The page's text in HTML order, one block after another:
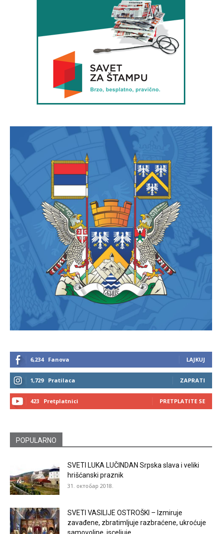
6,234 Fanova LAJKUJ
1,729 Pratilaca ZAPRATI
423 Pretplatnici PRETPLATITE SE
POPULARNO
SVETI LUKA LUČINDAN Srpska slava i veliki
hrišćanski praznik
31. октобар 2018.
SVETI VASILIJE OSTROŠKI – Izmiruje
zavađene, zbratimljuje razbraćene, ukroćuje